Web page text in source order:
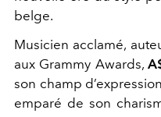
belge.
Musicien acclamé,
aux Grammy Awards,
son champ
emparé de son